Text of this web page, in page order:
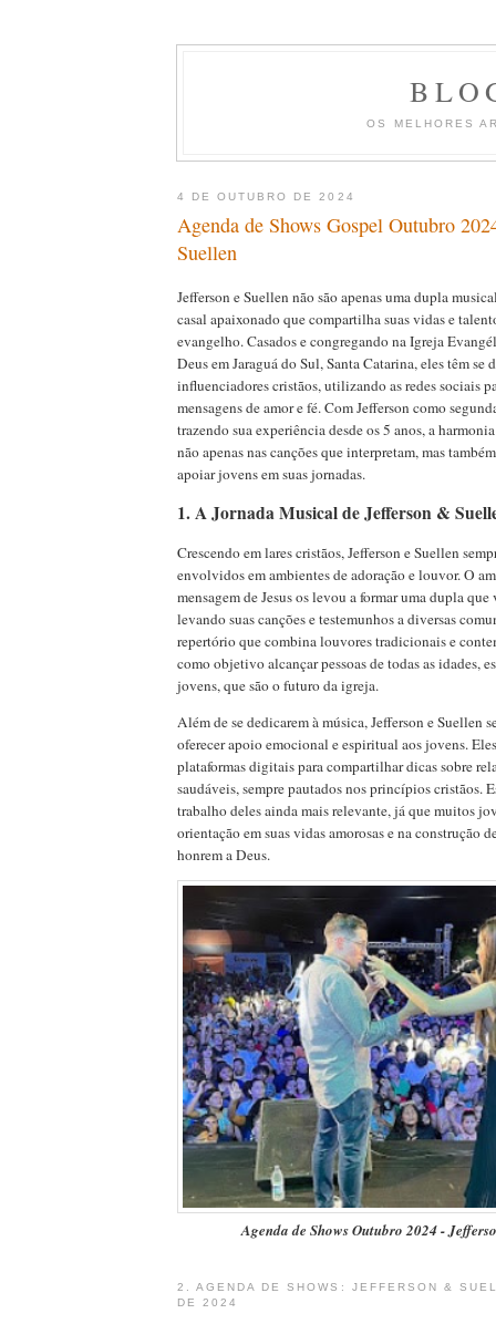
OS MELHORES
4 DE OUTUBRO DE 2024
Agenda de Shows Gospel Outubro
Suellen
Jefferson e Suellen não são apenas uma dupla
casal apaixonado que compartilha suas vidas e
evangelho. Casados e congregando na Igreja
Deus em Jaraguá do Sul, Santa Catarina, eles têm se
influenciadores cristãos, utilizando as redes sociais
mensagens de amor e fé. Com Jefferson como
trazendo sua experiência desde os 5 anos, a
não apenas nas canções que interpretam, mas
apoiar jovens em suas jornadas.
1. A Jornada Musical de Jefferson &
Crescendo em lares cristãos, Jefferson e Suellen
envolvidos em ambientes de adoração e louvor. O
mensagem de Jesus os levou a formar uma dupla
levando suas canções e testemunhos a diversas
repertório que combina louvores tradicionais e
como objetivo alcançar pessoas de todas as idades,
jovens, que são o futuro da igreja.
Além de se dedicarem à música, Jefferson e Suellen
oferecer apoio emocional e espiritual aos jovens.
plataformas digitais para compartilhar dicas sobre
saudáveis, sempre pautados nos princípios cristãos.
trabalho deles ainda mais relevante, já que muitos
orientação em suas vidas amorosas e na construção
honrem a Deus.
Agenda de Shows Outubro 2024 -
2. AGENDA DE SHOWS: JEFFERSON &
DE 2024